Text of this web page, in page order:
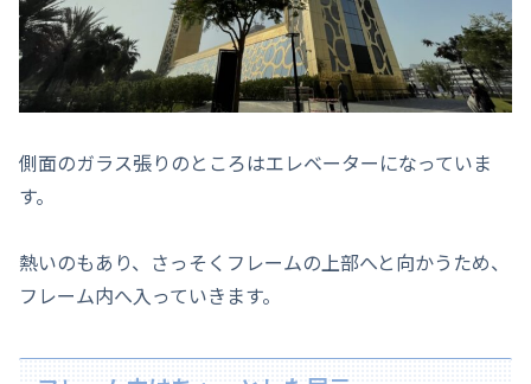
側面のガラス張りのところはエレベーターになっていま
す。
熱いのもあり、さっそくフレームの上部へと向かうため、
フレーム内へ入っていきます。